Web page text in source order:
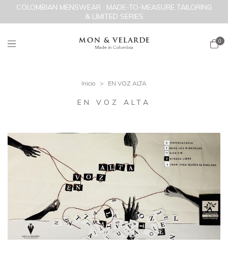
COLOMBIAN MENSWEAR · MADE-TO-MEASURE TAILORING
& LIMITED SERIES
0
Inicio > EN VOZ ALTA
EN VOZ ALTA